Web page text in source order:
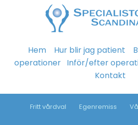
Hem Hur blir jag patient
operationer Inför/efter
Kontakt
Fritt vårdval Egenremiss